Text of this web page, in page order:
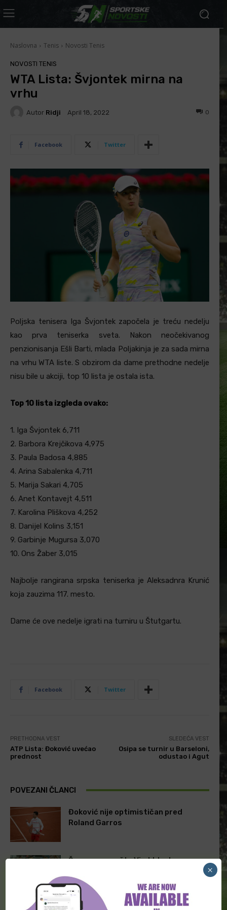
Naslovna Tenis Novosti Tenis
NOVOSTI TENIS
WTA Lista: Švjontek mirna na
vrhu
Autor Ridji April 18, 2022 0
Facebook Twitter
Poljska tenisera Iga Švjontek započela je treću nedelju
kao prva teniserka sveta. Nakon neočekivanog
penzionisanja Ešli Barti, mlada Poljakinja je za sada mirna
na vrhu WTA liste. S obzirom da dame prethodne nedelje
nisu bile u akciji, top 10 lista je ostala ista.
Top 10 lista izgleda ovako:
1. Iga Švjontek 6,711
2. Barbora Krejčikova 4,975
3. Paula Badosa 4,885
4. Arina Sabalenka 4,711
5. Marija Sakari 4,705
6. Anet Kontavejt 4,511
7. Karolina Pliškova 4,252
8. Danijel Kolins 3,151
9. Garbinje Mugursa 3,070
10. Ons Žaber 3,015
Najbolje rangirana srpska teniserka je Aleksadnra Krunić
koja zauzima 117. mesto.
Dame će ove nedelje igrati na turniru u Štutgartu.
Facebook Twitter
PRETHODNA VEST
ATP Lista: Đoković uvećao
prednost
SLEDEĆA VEST
Osipa se turnir u Barseloni,
odustao i Agut
POVEZANI ČLANCI
Đoković nije optimističan pred
Roland Garros
Španac propušta Vimbldon!
×